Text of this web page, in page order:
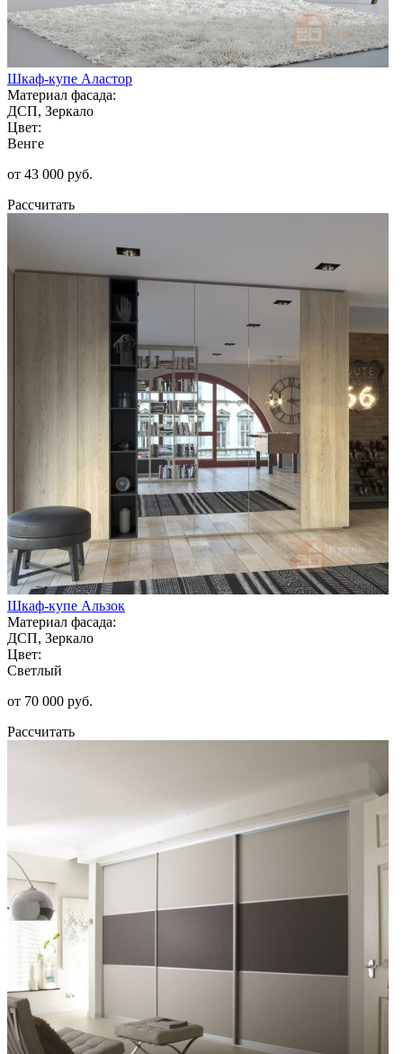
Шкаф-купе Аластор
Материал фасада:
ДСП, Зеркало
Цвет:
Венге
от 43 000 руб.
Рассчитать
Шкаф-купе Альзок
Материал фасада:
ДСП, Зеркало
Цвет:
Светлый
от 70 000 руб.
Рассчитать